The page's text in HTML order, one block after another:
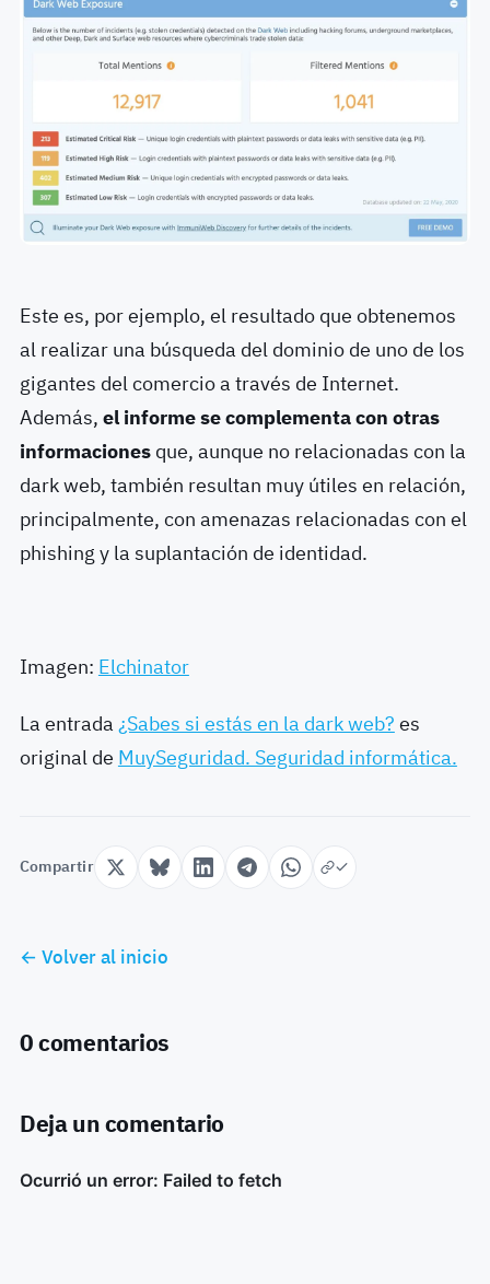
Este es, por ejemplo, el resultado que obtenemos
al realizar una búsqueda del dominio de uno de los
gigantes del comercio a través de Internet.
Además, el informe se complementa con otras
informacionesque, aunque no relacionadas con la
dark web, también resultan muy útiles en relación,
principalmente, con amenazas relacionadas con el
phishing y la suplantación de identidad.
Imagen: Elchinator
La entrada ¿Sabes si estás en la dark web? es
original de MuySeguridad. Seguridad informática.
Compartir
← Volver al inicio
0 comentarios
Deja un comentario